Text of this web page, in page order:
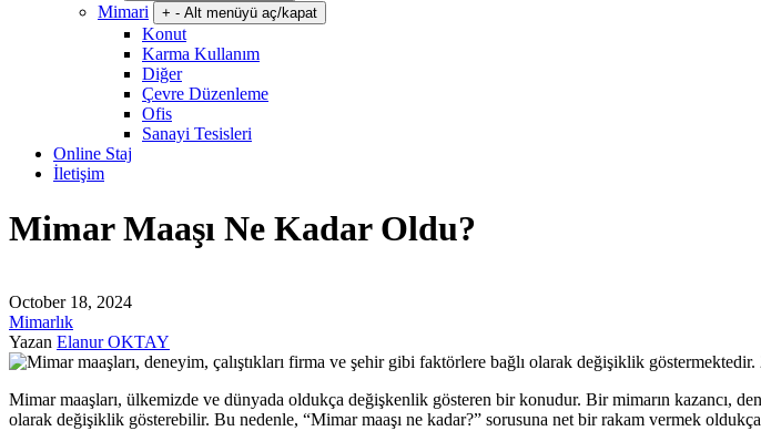
Mimari + - Alt menüyü aç/kapat
Konut
Karma Kullanım
Diğer
Çevre Düzenleme
Ofis
Sanayi Tesisleri
Online Staj
İletişim
Mimar Maaşı Ne Kadar Oldu?
October 18, 2024
Mimarlık
Yazan Elanur OKTAY
Mimar maaşları, ülkemizde ve dünyada oldukça değişkenlik gösteren bir konudur. Bir mimarın kazancı,
olarak değişiklik gösterebilir. Bu nedenle, “Mimar maaşı ne kadar?” sorusuna net bir rakam vermek